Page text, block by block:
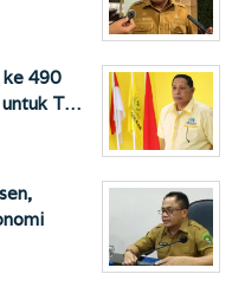
490
untuk T…